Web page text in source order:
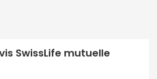
SwissLife mutuelle